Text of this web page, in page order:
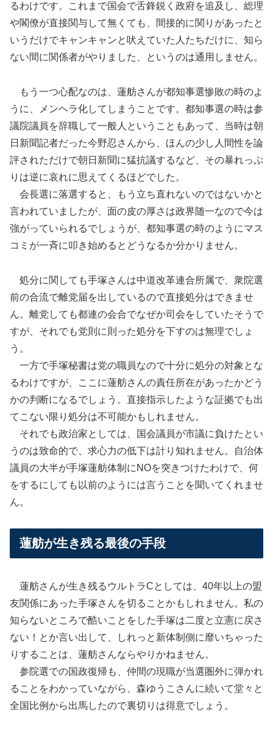
るわけです。これまで国会で舌鋒鋭く政府を追及し、総理
や閣僚が直接関与して無くても、間接的に関りがあったと
いうだけでキャンキャンと吠えていた人たちだけに、知ら
ない間に関係者がやりました、というのは通用しません。
もう一つ心配なのは、蓮舫さんが都知事選惨敗の時のよ
うに、メンヘラ化してしまうことです。都知事選の時は参
議院議員を辞職して一般人ということもあって、当時は朝
日新聞記者だった今野忍さんから、ほんの少し人間性を論
評されただけで朝日新聞に猛抗議するなど、その暴れっぷ
りは逆に哀れに思えてくるほどでした。
会長選に落選すると、もう立ち直れないのではないかと
言われていましたが、面の皮の厚さは政界随一なので今は
強がっていられるでしょうが、都知事選の時のようにマス
コミが一斉に叩き始めるとどうなるか分かりません。
処分に関しても手塚さんは中道改革連合所属で、衆院選
前の合流で離党届を出しているので直接処分はできませ
ん。離党しても都連の会合でなぜか司会をしていたそうで
すが、それでも党則に則った処分を下すのは無理でしょ
う。
一方で手塚秘書は党の職員なので十分に処分の対象とな
るわけですが、ここに蓮舫さんの責任所在があったかどう
かの判断になるでしょう。直接指示したような証拠でも出
てこない限り処分は不可能かもしれません。
それでも政治家としては、国会議員が市議に負けたとい
うのは致命的で、求心力の低下は計り知れません。自治体
議員の大半が手塚蓮舫体制にNOを突きつけたわけで、何
をするにしても以前のようには言うことを聞いてくれませ
ん。
蓮舫が生き残る最後の手段
蓮舫さんが生き残るウルトラCとしては、40年以上の盟
友関係にあった手塚さんを切ることかもしれません。私の
知らないところで酷いことをした手塚は二度と立憲に戻さ
ない！とか言い出して、しれっと新体制側に靡いちゃった
りすることは、蓮舫さんならやりかねません。
参院選での国政復帰も、仲間の現職が当選圏外に弾かれ
ることをわかっていながら、森ゆうこさんに続いて堂々と
全国比例から出馬したので裏切りは得意でしょう。